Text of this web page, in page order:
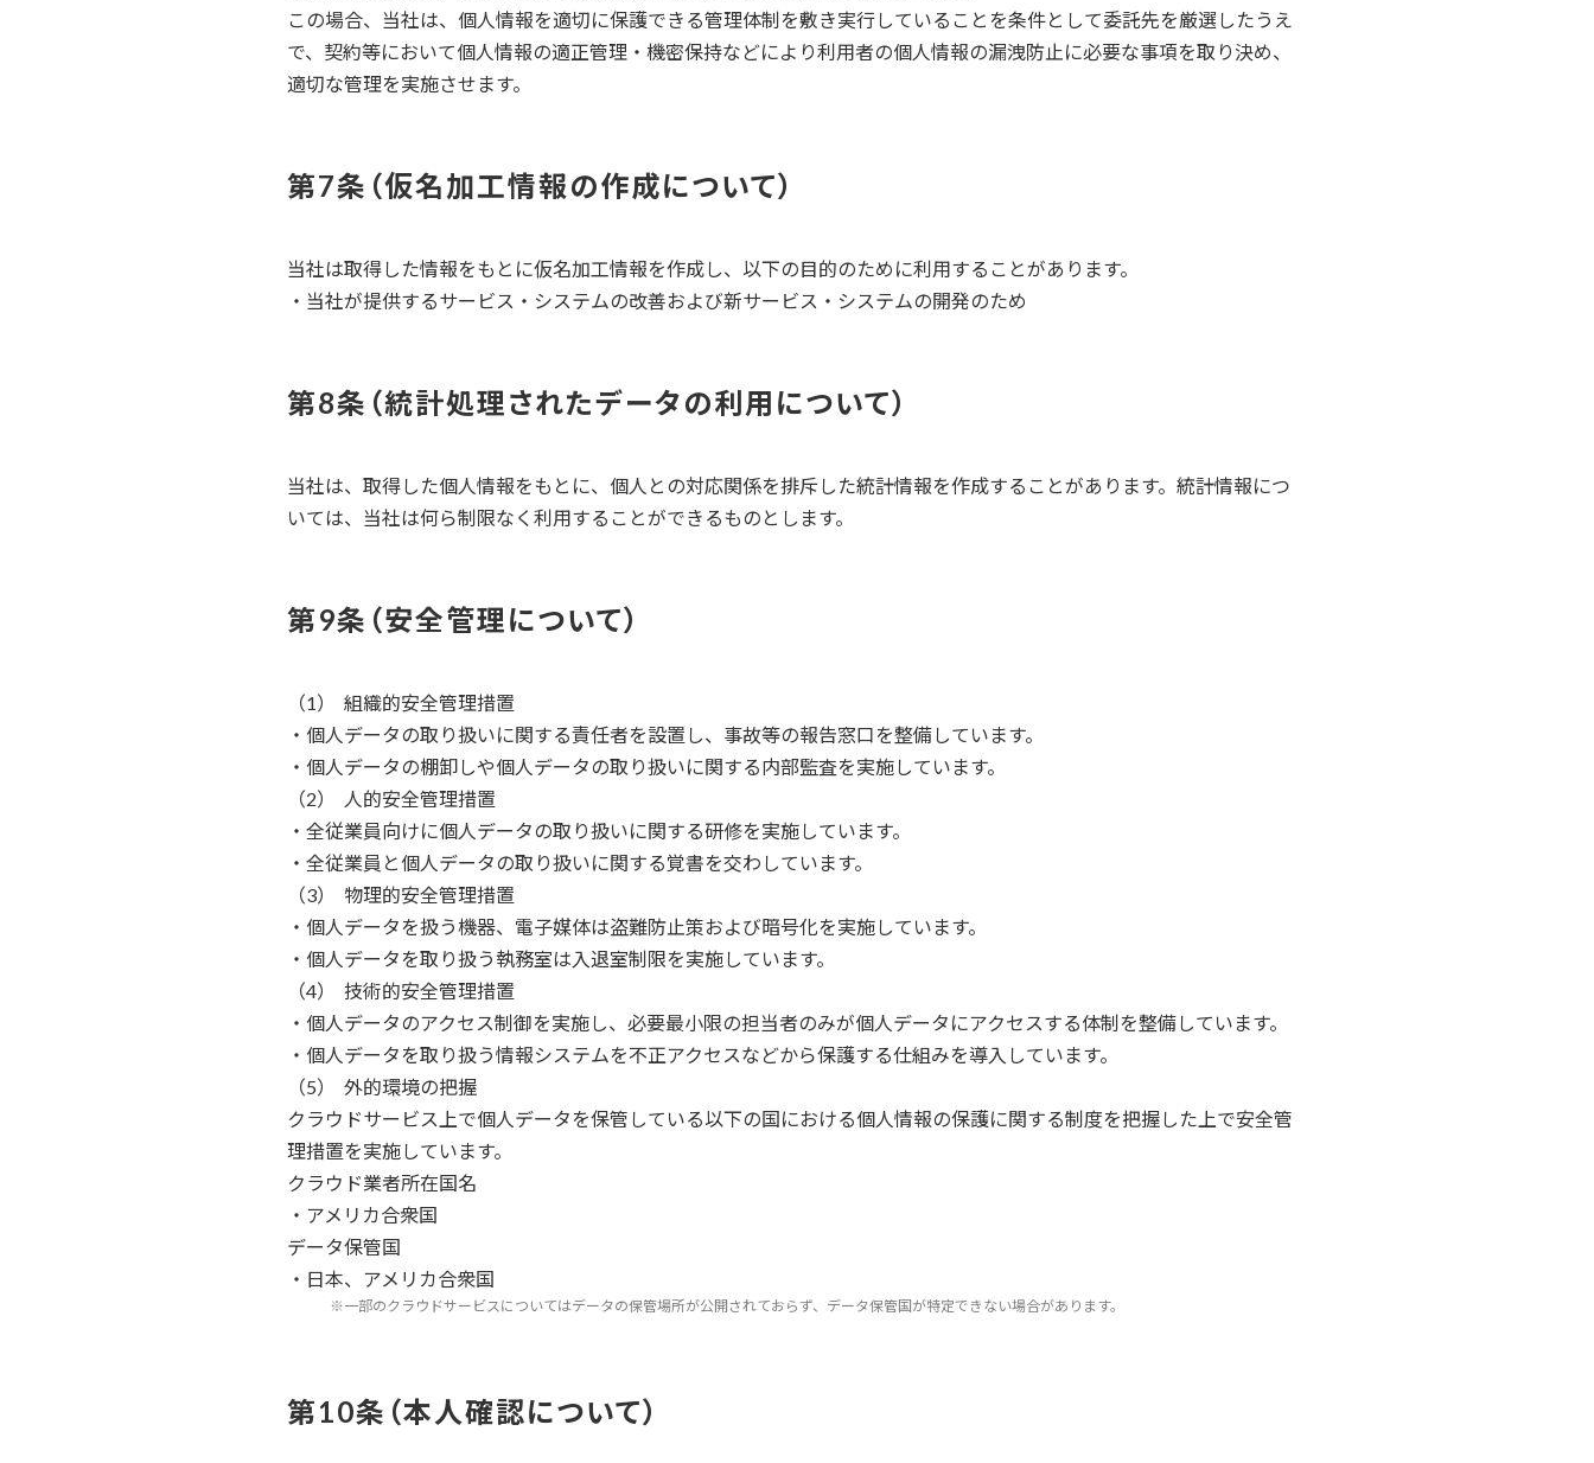
この場合、当社は、個人情報を適切に保護できる管理体制を敷き実行していることを条件として委託先を厳選したうえ
で、契約等において個人情報の適正管理・機密保持などにより利用者の個人情報の漏洩防止に必要な事項を取り決め、
適切な管理を実施させます。
仮名加工情報の作成について
当社は取得した情報をもとに仮名加工情報を作成し、以下の目的のために利用することがあります。
・当社が提供するサービス・システムの改善および新サービス・システムの開発のため
統計処理されたデータの利用について
当社は、取得した個人情報をもとに、個人との対応関係を排斥した統計情報を作成することがあります。統計情報につ
いては、当社は何ら制限なく利用することができるものとします。
安全管理について
組織的安全管理措置
・個人データの取り扱いに関する責任者を設置し、事故等の報告窓口を整備しています。
・個人データの棚卸しや個人データの取り扱いに関する内部監査を実施しています。
人的安全管理措置
・全従業員向けに個人データの取り扱いに関する研修を実施しています。
・全従業員と個人データの取り扱いに関する覚書を交わしています。
物理的安全管理措置
・個人データを扱う機器、電子媒体は盗難防止策および暗号化を実施しています。
・個人データを取り扱う執務室は入退室制限を実施しています。
技術的安全管理措置
・個人データのアクセス制御を実施し、必要最小限の担当者のみが個人データにアクセスする体制を整備しています。
・個人データを取り扱う情報システムを不正アクセスなどから保護する仕組みを導入しています。
外的環境の把握
クラウドサービス上で個人データを保管している以下の国における個人情報の保護に関する制度を把握した上で安全管
理措置を実施しています。
クラウド業者所在国名
・アメリカ合衆国
データ保管国
・日本、アメリカ合衆国
※一部のクラウドサービスについてはデータの保管場所が公開されておらず、データ保管国が特定できない場合があります。
本人確認について